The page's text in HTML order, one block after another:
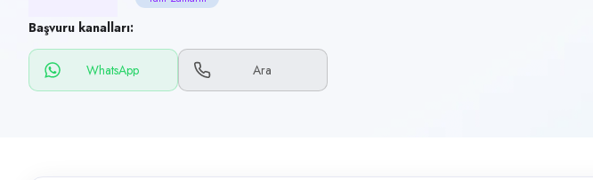
Çalışma şekli
Tam Zamanlı · Ofis
Yayın tarihi
Başvuru kanalları:
WhatsApp Ara